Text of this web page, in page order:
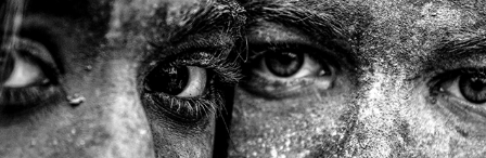
Hollymadrid 2015